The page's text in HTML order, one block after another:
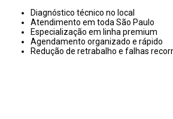
Diagnóstico técnico no local
Atendimento em toda São Paulo
Especialização em linha premium
Agendamento organizado e rápido
Redução de retrabalho e falhas